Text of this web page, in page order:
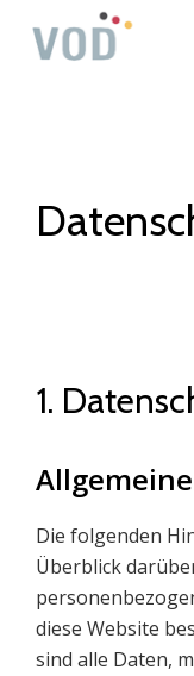
1.
Die folgenden
Überblick
diese Website
sind alle Daten,